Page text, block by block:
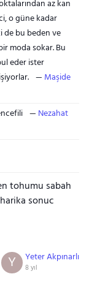
az kan
o güne kadar
de bu beden ve
moda sokar. Bu
eder ister
Maşide
Nezahat
tohumu sabah
sonuc
Yeter Akpınarlı
8 yıl
Y